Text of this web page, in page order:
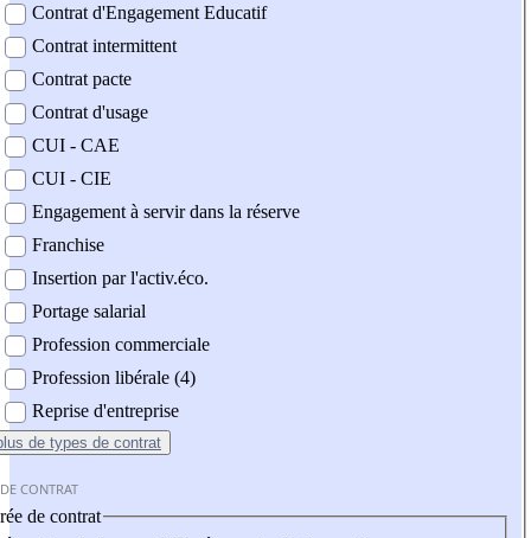
Contrat d'Engagement Educatif
Contrat intermittent
Contrat pacte
Contrat d'usage
CUI - CAE
CUI - CIE
Engagement à servir dans la réserve
Franchise
Insertion par l'activ.éco.
Portage salarial
Profession commerciale
Profession libérale (4)
Reprise d'entreprise
de types de contrat
CONTRAT
de contrat